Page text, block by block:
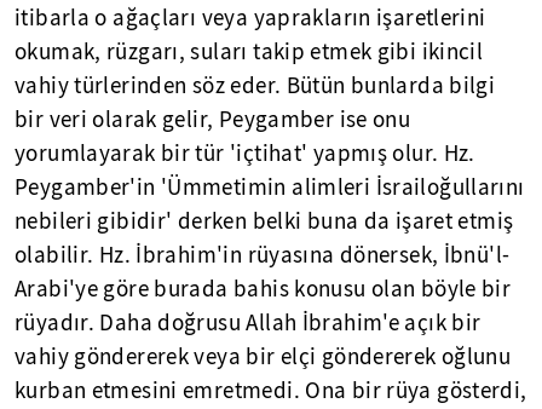
itibarla o ağaçları veya yaprakların işaretlerini
okumak, rüzgarı, suları takip etmek gibi ikincil
vahiy türlerinden söz eder. Bütün bunlarda bilgi
bir veri olarak gelir, Peygamber ise onu
yorumlayarak bir tür 'içtihat' yapmış olur. Hz.
Peygamber'in 'Ümmetimin alimleri İsrailoğullarını
nebileri gibidir' derken belki buna da işaret etmiş
olabilir. Hz. İbrahim'in rüyasına dönersek, İbnü'l-
Arabi'ye göre burada bahis konusu olan böyle bir
rüyadır. Daha doğrusu Allah İbrahim'e açık bir
vahiy göndererek veya bir elçi göndererek oğlunu
kurban etmesini emretmedi. Ona bir rüya gösterdi,